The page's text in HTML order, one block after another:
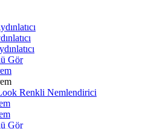
Gör
Renkli Nemlendirici
Gör